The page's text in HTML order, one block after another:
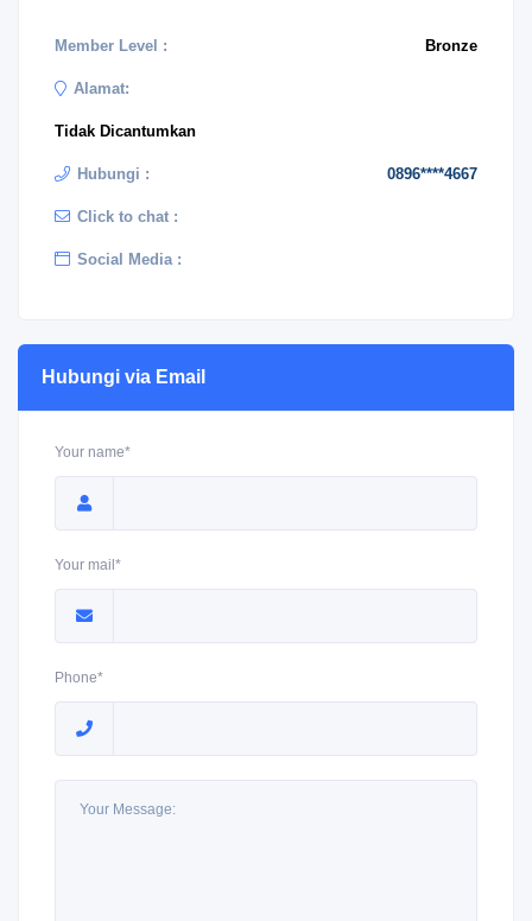
Member Level : Bronze
Alamat:
Tidak Dicantumkan
Hubungi : 0896****4667
Click to chat :
Social Media :
Hubungi via Email
Your name*
Your mail*
Phone*